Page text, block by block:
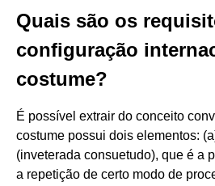
Quais são os
configuração
costume?
É possível extrair do conceito
costume possui dois elementos:
(inveterada consuetudo), que é a
a repetição de certo modo de